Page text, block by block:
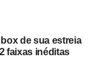
de sua estreia
faixas inéditas